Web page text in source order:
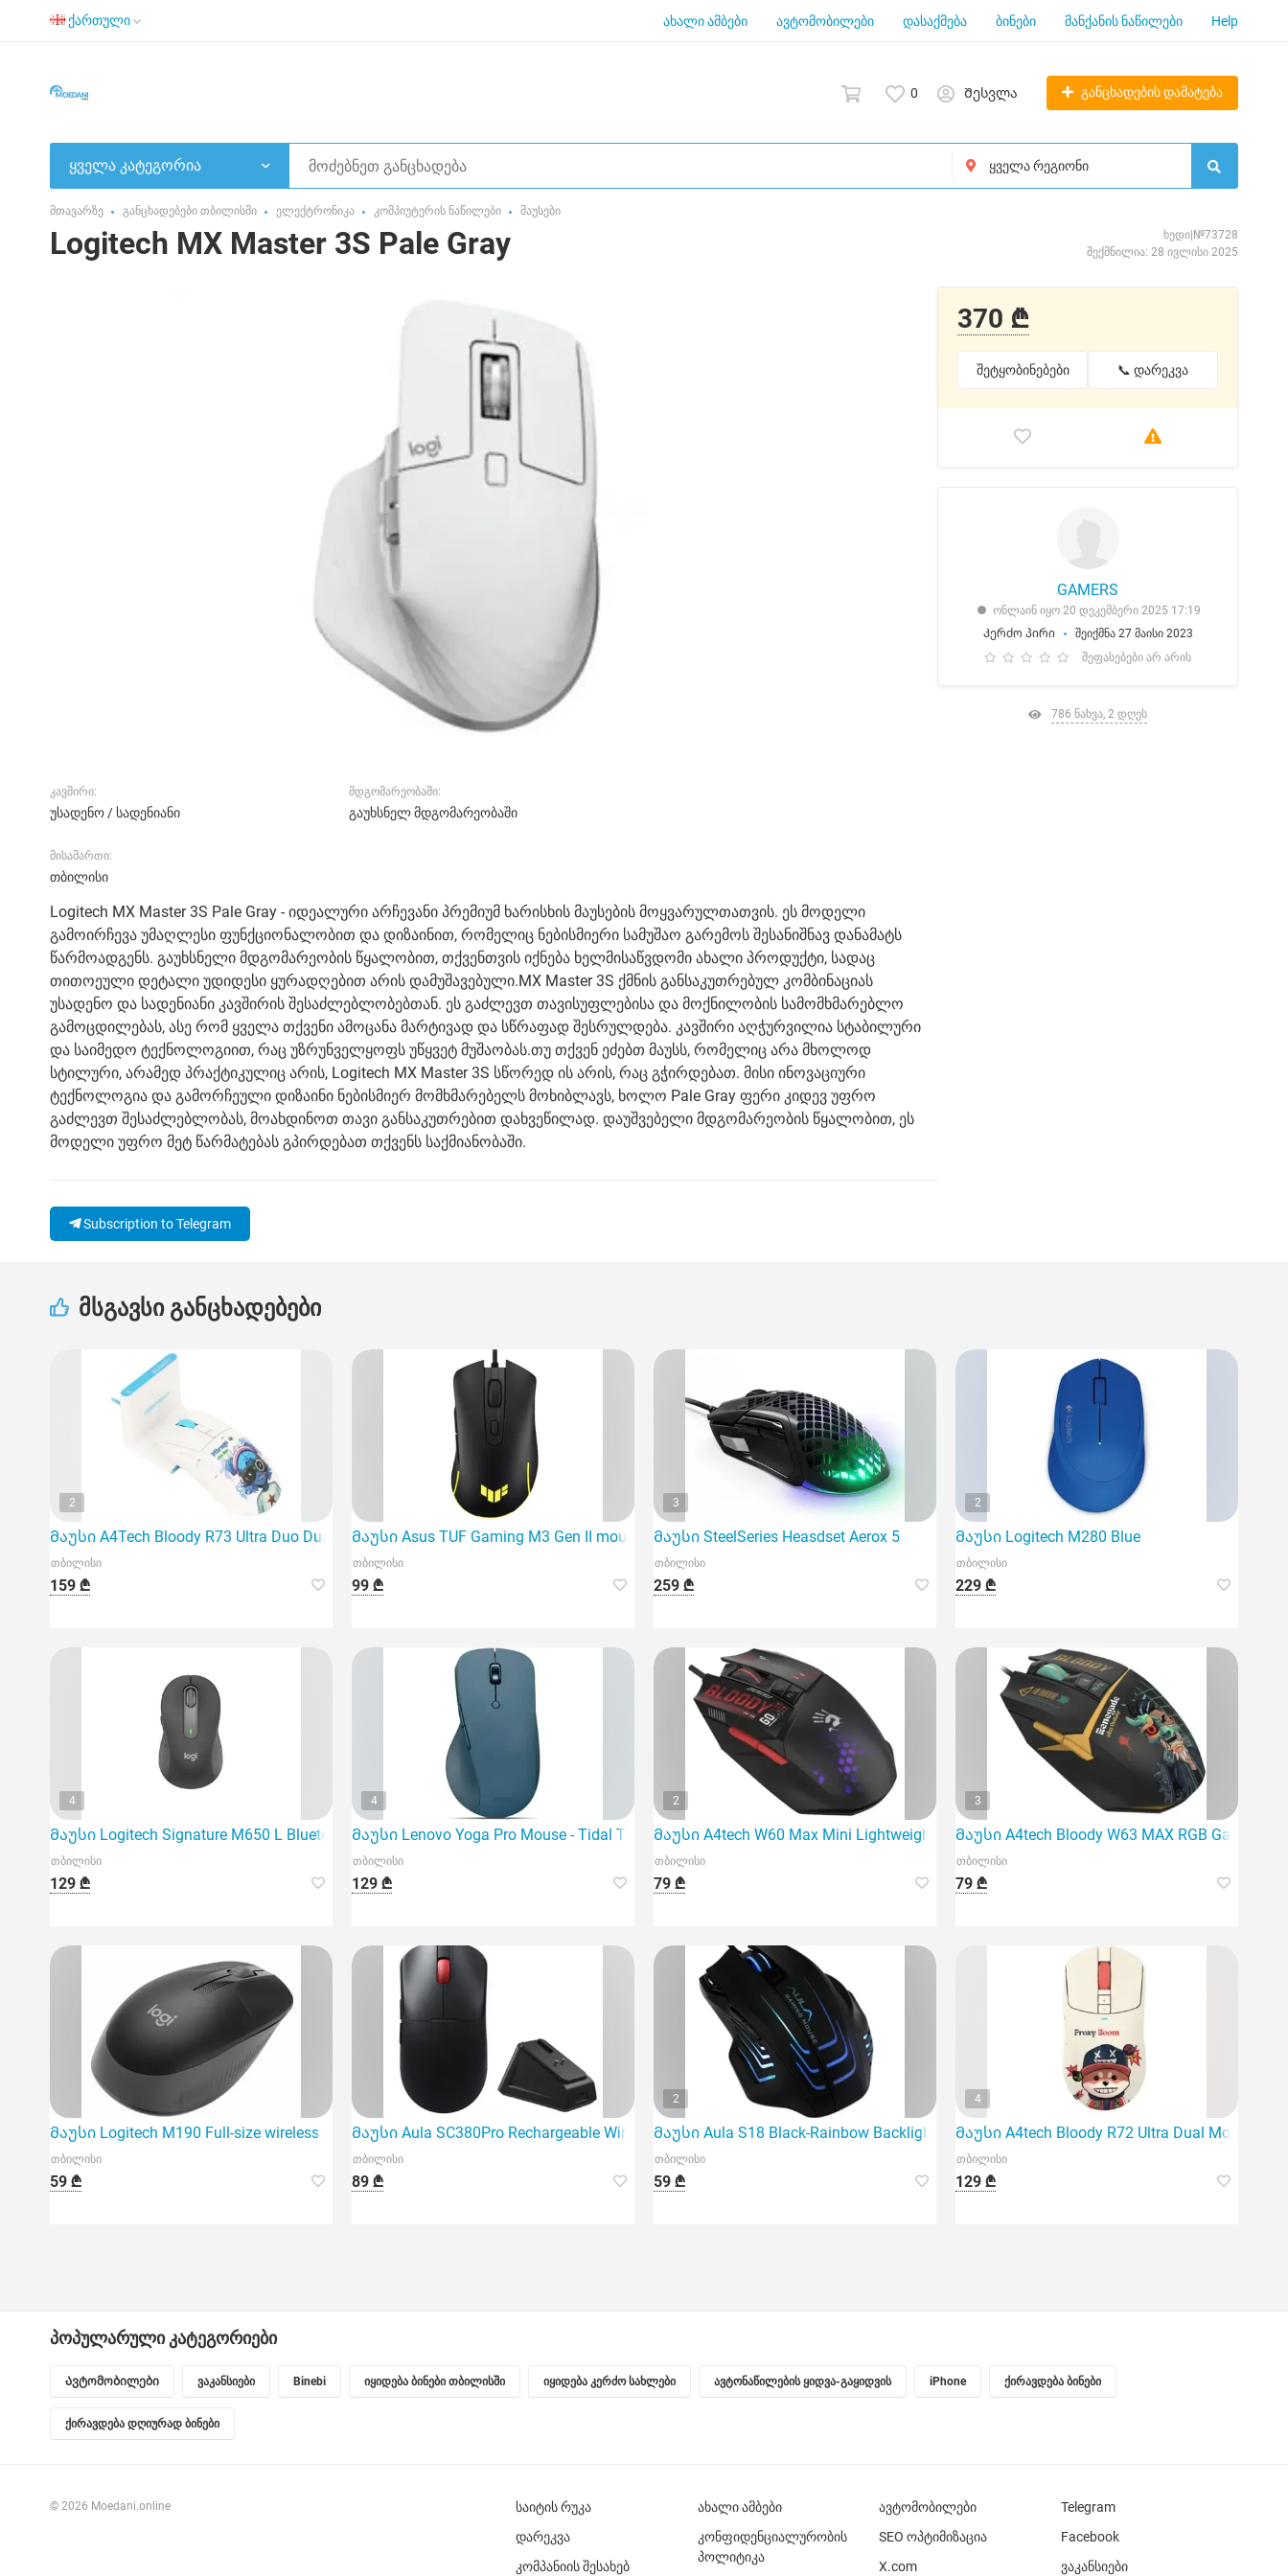
ქართული ახალი ამბები ავტომობილები დასაქმება ბინები მანქანის ნაწილები Help
0 Შესვლა განცხადების დამატება
ყველა კატეგორია
მთავარზე განცხადებები თბილისში ელექტრონიკა კომპიუტერის ნაწილები მაუსები
Logitech MX Master 3S Pale Gray
ხედი|№73728
შექმნილია: 28 ივლისი 2025
კავშირი:
უსადენო / სადენიანი
მდგომარეობაში:
გაუხსნელ მდგომარეობაში
მისამართი:
თბილისი
Logitech MX Master 3S Pale Gray - იდეალური არჩევანი პრემიუმ ხარისხის მაუსების მოყვარულთათვის. ეს მოდელი
გამოირჩევა უმაღლესი ფუნქციონალობით და დიზაინით, რომელიც ნებისმიერი სამუშაო გარემოს შესანიშნავ დანამატს
წარმოადგენს. გაუხსნელი მდგომარეობის წყალობით, თქვენთვის იქნება ხელმისაწვდომი ახალი პროდუქტი, სადაც
თითოეული დეტალი უდიდესი ყურადღებით არის დამუშავებული.MX Master 3S ქმნის განსაკუთრებულ კომბინაციას
უსადენო და სადენიანი კავშირის შესაძლებლობებთან. ეს გაძლევთ თავისუფლებისა და მოქნილობის სამომხმარებლო
გამოცდილებას, ასე რომ ყველა თქვენი ამოცანა მარტივად და სწრაფად შესრულდება. კავშირი აღჭურვილია სტაბილური
და საიმედო ტექნოლოგიით, რაც უზრუნველყოფს უწყვეტ მუშაობას.თუ თქვენ ეძებთ მაუსს, რომელიც არა მხოლოდ
სტილური, არამედ პრაქტიკულიც არის, Logitech MX Master 3S სწორედ ის არის, რაც გჭირდებათ. მისი ინოვაციური
ტექნოლოგია და გამორჩეული დიზაინი ნებისმიერ მომხმარებელს მოხიბლავს, ხოლო Pale Gray ფერი კიდევ უფრო
გაძლევთ შესაძლებლობას, მოახდინოთ თავი განსაკუთრებით დახვეწილად. დაუშვებელი მდგომარეობის წყალობით, ეს
მოდელი უფრო მეტ წარმატებას გპირდებათ თქვენს საქმიანობაში.
Subscription to Telegram
370 ₾
შეტყობინებები 📞 დარეკვა
GAMERS
ონლაინ იყო 20 დეკემბერი 2025 17:19
Კერძო პირი
შეიქმნა 27 მაისი 2023
შეფასებები არ არის
786 ნახვა, 2 დღეს
მსგავსი განცხადებები
2
Მაუსი A4Tech Bloody R73 Ultra Duo Dual Mode Wireless Gaming
თბილისი
159 ₾
Მაუსი Asus TUF Gaming M3 Gen II mouse Right-hand USB Type-C
თბილისი
99 ₾
3
Მაუსი SteelSeries Heasdset Aerox 5
თბილისი
259 ₾
2
Მაუსი Logitech M280 Blue
თბილისი
229 ₾
4
Მაუსი Logitech Signature M650 L Bluetooth Mouse - Graphite
თბილისი
129 ₾
4
Მაუსი Lenovo Yoga Pro Mouse - Tidal Teal
თბილისი
129 ₾
2
Მაუსი A4tech W60 Max Mini Lightweight RGB Gaming Mouse Black
თბილისი
79 ₾
3
Მაუსი A4tech Bloody W63 MAX RGB Gaming
თბილისი
79 ₾
Მაუსი Logitech M190 Full-size wireless mouse - Charcoal - 2.
თბილისი
59 ₾
Მაუსი Aula SC380Pro Rechargeable Wireless Tri-mode
თბილისი
89 ₾
2
Მაუსი Aula S18 Black-Rainbow Backlight Wired Gaming Mouse Bl
თბილისი
59 ₾
4
Მაუსი A4tech Bloody R72 Ultra Dual Mode
თბილისი
129 ₾
პოპულარული კატეგორიები
Ავტომობილები ვაკანსიები Binebi იყიდება ბინები თბილისში იყიდება კერძო სახლები ავტონაწილების ყიდვა-გაყიდვის iPhone ქირავდება ბინები
ქირავდება დღიურად ბინები
© 2026 Moedani.online
საიტის რუკა
დარეკვა
კომპანიის შესახებ
ახალი ამბები
კონფიდენციალურობის
პოლიტიკა
ავტომობილები
SEO ოპტიმიზაცია
X.com
Telegram
Facebook
ვაკანსიები